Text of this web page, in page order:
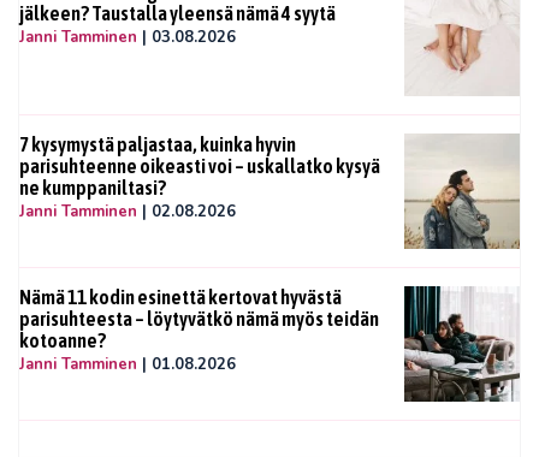
jälkeen? Taustalla yleensä nämä 4 syytä
Janni Tamminen | 03.08.2026
7 kysymystä paljastaa, kuinka hyvin
parisuhteenne oikeasti voi – uskallatko kysyä
ne kumppaniltasi?
Janni Tamminen | 02.08.2026
Nämä 11 kodin esinettä kertovat hyvästä
parisuhteesta – löytyvätkö nämä myös teidän
kotoanne?
Janni Tamminen | 01.08.2026